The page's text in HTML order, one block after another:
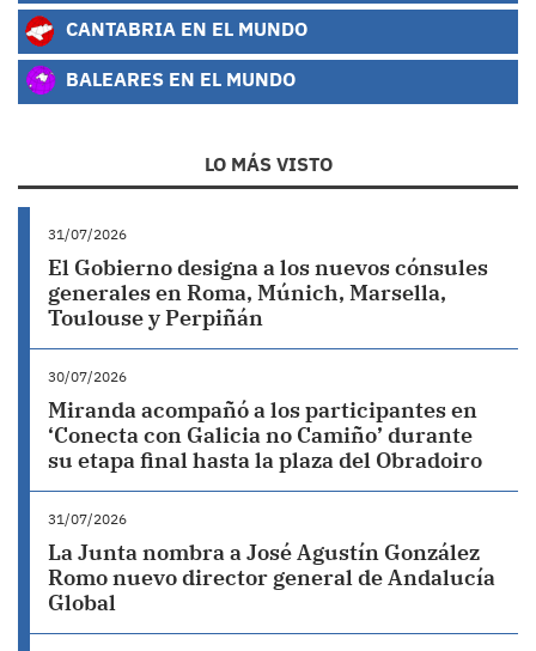
CANTABRIA EN EL MUNDO
BALEARES EN EL MUNDO
LO MÁS VISTO
31/07/2026
El Gobierno designa a los nuevos cónsules
generales en Roma, Múnich, Marsella,
Toulouse y Perpiñán
30/07/2026
Miranda acompañó a los participantes en
‘Conecta con Galicia no Camiño’ durante
su etapa final hasta la plaza del Obradoiro
31/07/2026
La Junta nombra a José Agustín González
Romo nuevo director general de Andalucía
Global